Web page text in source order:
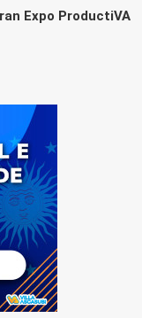
Expo ProductiVA